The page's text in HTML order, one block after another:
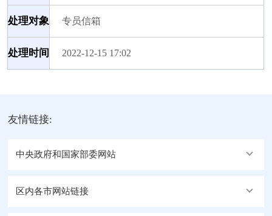
处理对象 专员信箱
处理时间 2022-12-15 17:02
友情链接:
中央政府和国家部委网站
区内各市网站链接